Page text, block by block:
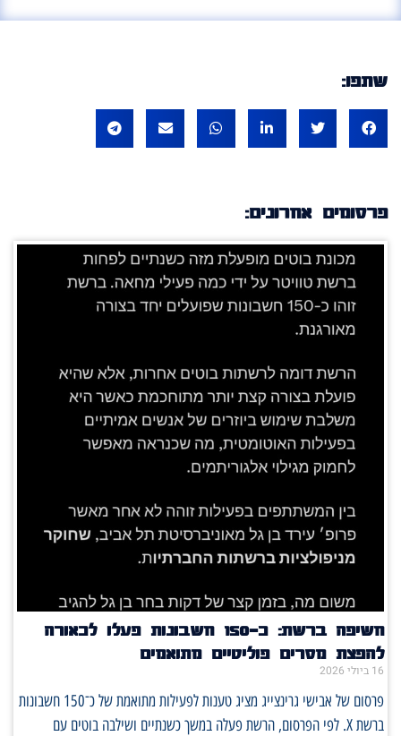
שתפו:
פרסומים אחרונים:
חשיפה ברשת: כ־150 חשבונות פעלו לכאורה
להפצת מסרים פוליטיים מתואמים
16 ביולי 2026
פרסום של אבישי גרינצייג מציג טענות לפעילות מתואמת של כ־150 חשבונות
ברשת X. לפי הפרסום, הרשת פעלה במשך כשנתיים ושילבה בוטים עם